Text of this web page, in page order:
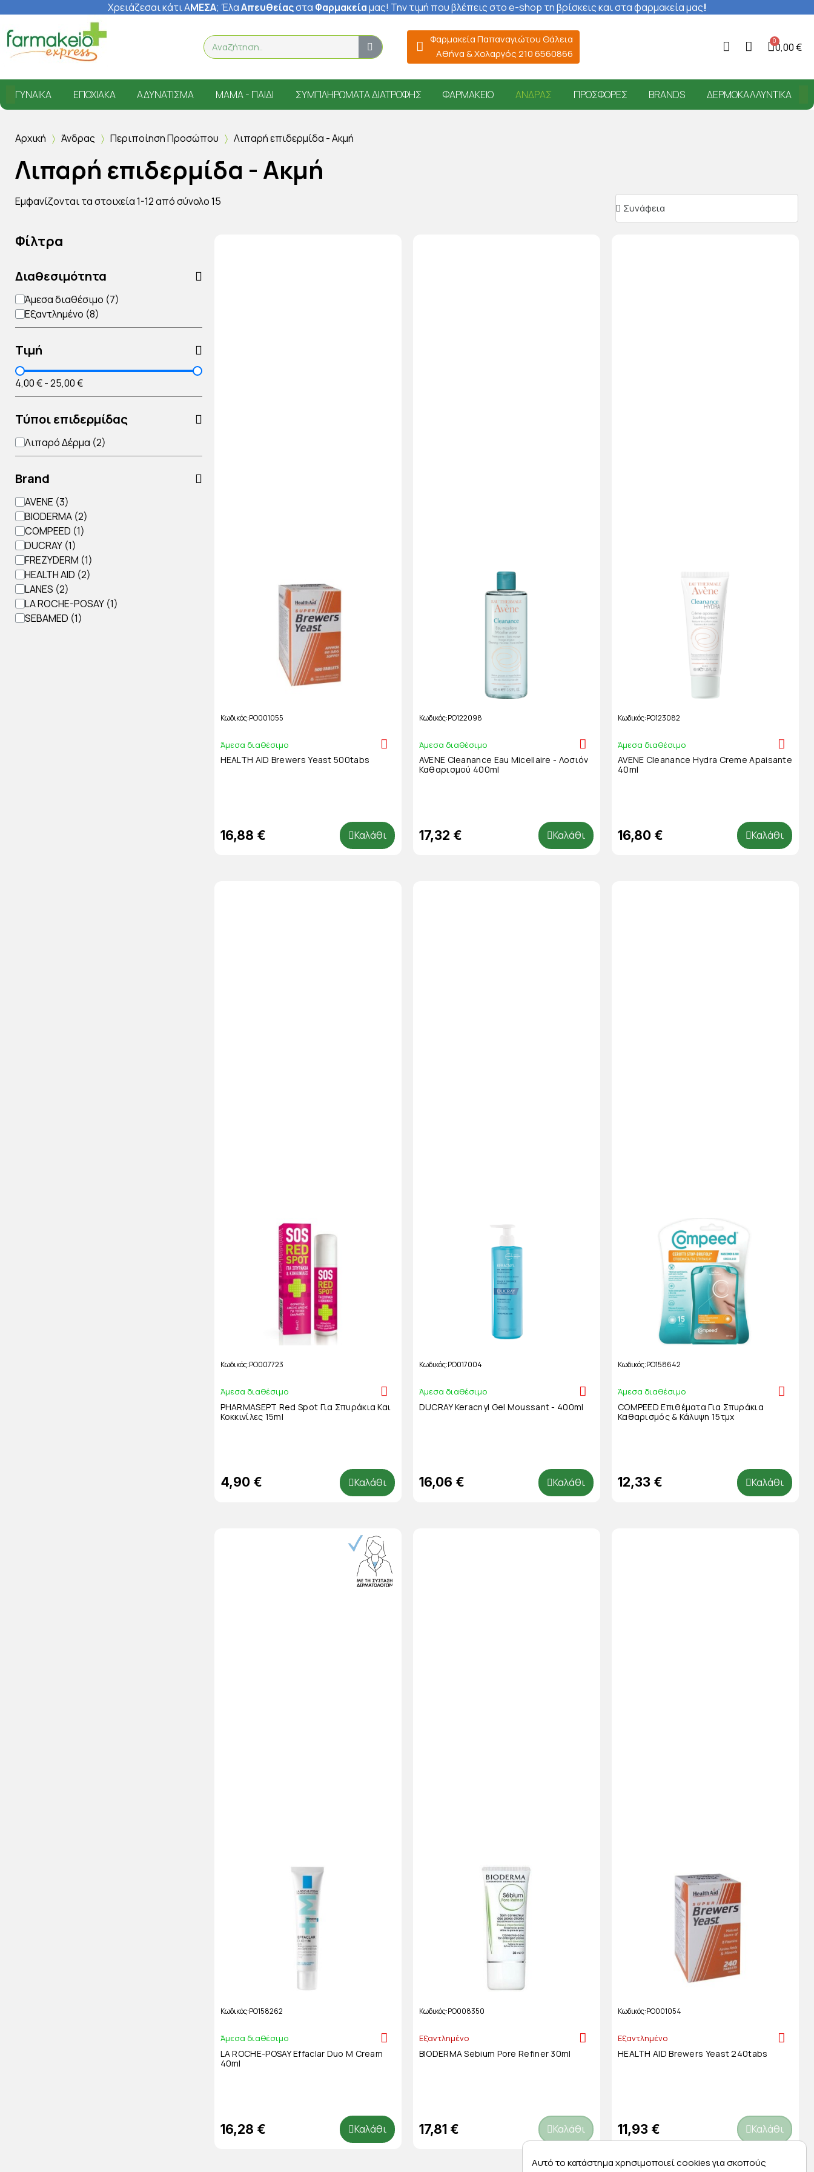
Χρειάζεσαι κάτι ΑΜΕΣΑ; ΈλαΑπευθείαςστα Φαρμακείαμας! Την τιμή που βλέπεις στο e-shop τη βρίσκεις και στα φαρμακεία μας!
Φαρμακεία Παπαναγιώτου Θάλεια
Αθήνα & Χολαργός 210 6560866
0,00 €
ΓΥΝΑΊΚΑ ΕΠΟΧΙΑΚΆ ΑΔΥΝΆΤΙΣΜΑ ΜΑΜΆ - ΠΑΙΔΊ ΣΥΜΠΛΗΡΏΜΑΤΑ ΔΙΑΤΡΟΦΉΣ ΦΑΡΜΑΚΕΊΟ ΆΝΔΡΑΣ ΠΡΟΣΦΟΡΈΣ BRANDS ΔΕΡΜΟΚΑΛΛΥΝΤΙΚΆ
Αρχική Άνδρας Περιποίηση Προσώπου Λιπαρή επιδερμίδα - Ακμή
Λιπαρή επιδερμίδα - Ακμή
Εμφανίζονται τα στοιχεία 1-12 από σύνολο 15
Φίλτρα
Διαθεσιμότητα
Άμεσα διαθέσιμο
Εξαντλημένο
Τιμή
4,00 €-25,00 €
Τύποι επιδερμίδας
Λιπαρό Δέρμα
Brand
AVENE
BIODERMA
COMPEED
DUCRAY
FREZYDERM
HEALTH AID
LANES
LA ROCHE-POSAY
SEBAMED
Κωδικός PO001055
Άμεσα διαθέσιμο
HEALTH AID Brewers Yeast 500tabs
16,88 € Καλάθι
Κωδικός PO122098
Άμεσα διαθέσιμο
AVENE Cleanance Eau Micellaire - Λοσιόν
Καθαρισμού 400ml
17,32 € Καλάθι
Κωδικός PO123082
Άμεσα διαθέσιμο
AVENE Cleanance Hydra Creme Apaisante
40ml
16,80 € Καλάθι
Κωδικός PO007723
Άμεσα διαθέσιμο
PHARMASEPT Red Spot Για Σπυράκια Και
Κοκκινίλες 15ml
4,90 € Καλάθι
Κωδικός PO017004
Άμεσα διαθέσιμο
DUCRAY Keracnyl Gel Moussant - 400ml
16,06 € Καλάθι
Κωδικός PO158642
Άμεσα διαθέσιμο
COMPEED Επιθέματα Για Σπυράκια
Καθαρισμός & Κάλυψη 15τμχ
12,33 € Καλάθι
Κωδικός PO158262
Άμεσα διαθέσιμο
LA ROCHE-POSAY Effaclar Duo M Cream
40ml
16,28 € Καλάθι
Κωδικός PO008350
Εξαντλημένο
BIODERMA Sebium Pore Refiner 30ml
17,81 € Καλάθι
Κωδικός PO001054
Εξαντλημένο
HEALTH AID Brewers Yeast 240tabs
11,93 € Καλάθι
Αυτό το κατάστημα χρησιμοποιεί cookies για σκοπούς